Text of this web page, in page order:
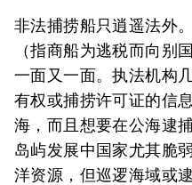
非法捕捞船只逍遥法外
（指商船为逃税而向别
一面又一面。执法机构
有权或捕捞许可证的信
海，而且想要在公海逮
岛屿发展中国家尤其脆
洋资源，但巡逻海域或